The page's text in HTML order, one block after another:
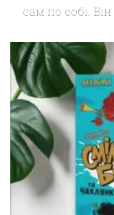
сам по собі.
тому
прикраса і не
історії, яка
Візуальна
Перш